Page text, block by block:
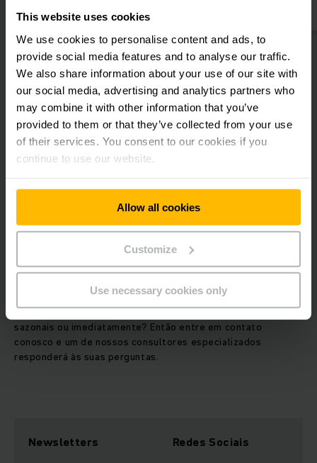
This website uses cookies
We use cookies to personalise content and ads, to
provide social media features and to analyse our traffic.
We also share information about your use of our site with
our social media, advertising and analytics partners who
may combine it with other information that you’ve
provided to them or that they’ve collected from your use
of their services. You consent to our cookies if you
continue to use our website.
Allow all cookies
Customize
Use necessary cookies only
em contato com nossa equipe e teremos prazer em preparar
uma oferta individual de aluguel para o seu rebocador.
Nossos rebocadores alugados oferecem:
A locação de equipamentos da Jungheinrich tem um grande
número de rebocadores elétricos disponíveis para você.
variedade de vantagens:
Locação de rebocadores para qualquer operação.
Solicitação de propostas especiais para locação.
Contato direto com a equipe interna de locação.
Você gostaria de alugar um rebocador para períodos
sazonais ou imediatamente? Então entre em contato
conosco e um de nossos consultores especializados
responderá às suas perguntas.
Newsletters Redes Sociais